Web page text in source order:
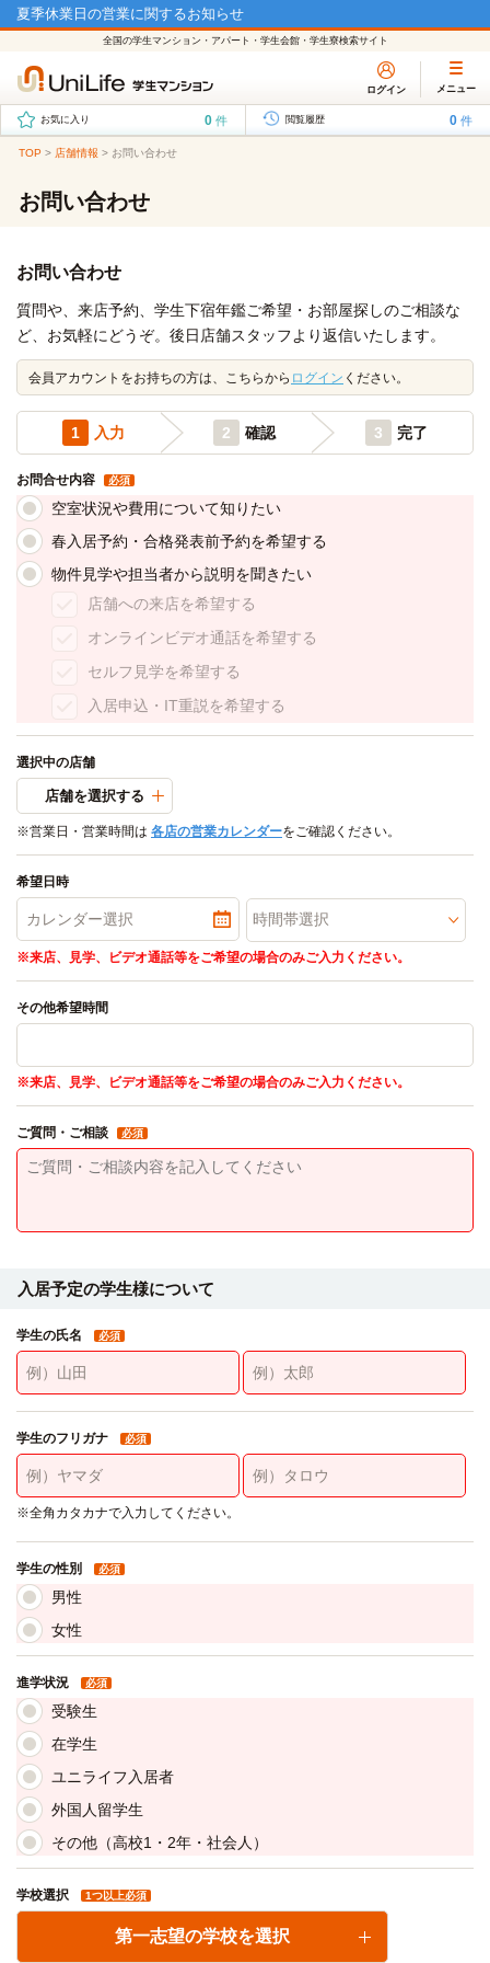
夏季休業日の営業に関するお知らせ
全国の学生マンション・アパート・学生会館・学生寮検索サイト
ログイン メニュー
お気に入り 0 件 閲覧履歴 0 件
TOP > 店舗情報 > お問い合わせ
お問い合わせ
お問い合わせ
質問や、来店予約、学生下宿年鑑ご希望・お部屋探しのご相談な
ど、お気軽にどうぞ。後日店舗スタッフより返信いたします。
会員アカウントをお持ちの方は、こちらから ログイン ください。
1 入力 2 確認 3 完了
お問合せ内容 必須
空室状況や費用について知りたい
春入居予約・合格発表前予約を希望する
物件見学や担当者から説明を聞きたい
店舗への来店を希望する
オンラインビデオ通話を希望する
セルフ見学を希望する
入居申込・IT重説を希望する
選択中の店舗
店舗を選択する
※営業日・営業時間は 各店の営業カレンダーをご確認ください。
希望日時
※来店、見学、ビデオ通話等をご希望の場合のみご入力ください。
その他希望時間
※来店、見学、ビデオ通話等をご希望の場合のみご入力ください。
ご質問・ご相談 必須
入居予定の学生様について
学生の氏名 必須
学生のフリガナ 必須
※全角カタカナで入力してください。
学生の性別 必須
男性
女性
進学状況 必須
受験生
在学生
ユニライフ入居者
外国人留学生
その他（高校1・2年・社会人）
学校選択 1つ以上必須
第一志望の学校を選択